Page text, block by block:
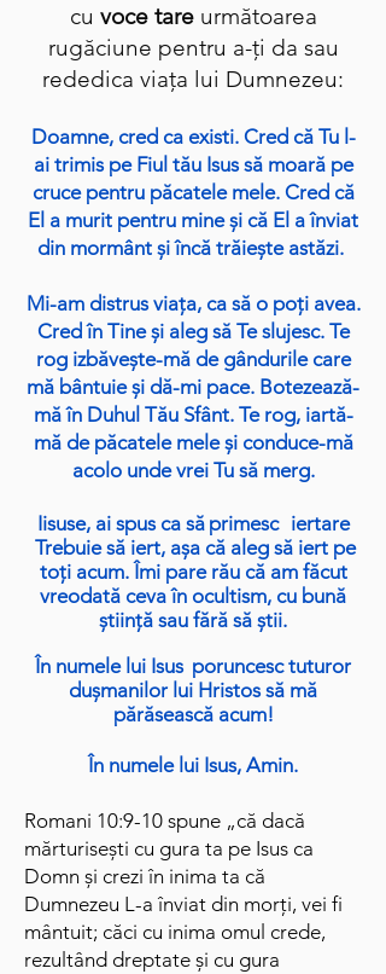
cu voce tareurmătoarea
rugăciune pentru a-ți da sau
rededica viața lui Dumnezeu:
Doamne, cred ca existi. Cred că Tu l-
ai trimis pe Fiul tău Isus să moară pe
cruce pentru păcatele mele. Cred că
El a murit pentru mine și că El a înviat
din mormânt și încă trăiește astăzi.
Mi-am distrus viața, ca să o poți avea.
Cred în Tine și aleg să Te slujesc. Te
rog izbăvește-mă de gândurile care
mă bântuie și dă-mi pace. Botezează-
mă în Duhul Tău Sfânt. Te rog, iartă-
mă de păcatele mele și conduce-mă
acolo unde vrei Tu să merg.
Iisuse, ai spus ca să primesc iertare
Trebuie să iert, așa că aleg să iert pe
toți acum. Îmi pare rău că am făcut
vreodată ceva în ocultism, cu bună
știință sau fără să știi.
În numele lui Isus poruncesc tuturor
dușmanilor lui Hristos să mă
părăsească acum!
În numele lui Isus, Amin.
Romani 10:9-10 spune „că dacă
mărturisești cu gura ta pe Isus ca
Domn și crezi în inima ta că
Dumnezeu L-a înviat din morți, vei fi
mântuit; căci cu inima omul crede,
rezultând dreptate și cu gura